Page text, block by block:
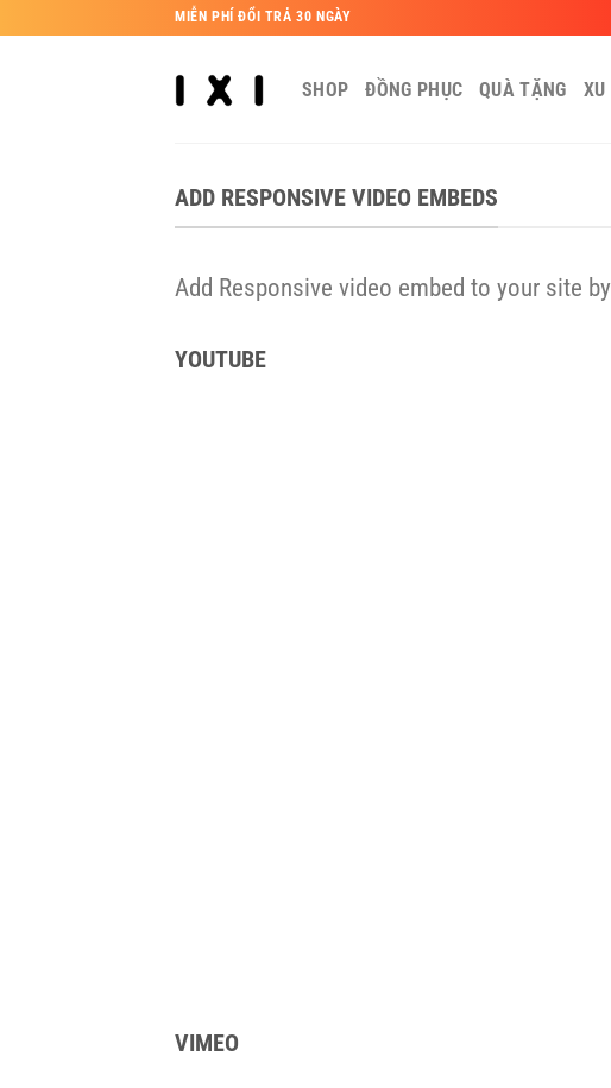
qua
MIỄN PHÍ ĐỔI TRẢ 30 NGÀY
SHOP ĐỒNG PHỤC QUÀ TẶNG XU
ADD RESPONSIVE VIDEO EMBEDS
Add Responsive video embed to your site
YOUTUBE
VIMEO